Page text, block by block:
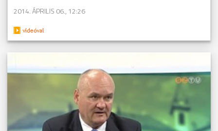
2014. ÁPRILIS 06., 12:26